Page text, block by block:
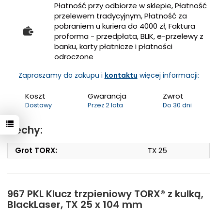
Płatność przy odbiorze w sklepie, Płatność
przelewem tradycyjnym, Płatność za
pobraniem u kuriera do 4000 zł, Faktura
proforma - przedpłata, BLIK, e-przelewy z
banku, karty płatnicze i płatności
odroczone
Zapraszamy do zakupu i kontaktu więcej informacji:
Koszt
Dostawy
Gwarancja
Przez 2 lata
Zwrot
Do 30 dni
Cechy:
Grot TORX: TX 25
967 PKL Klucz trzpieniowy TORX® z kulką,
BlackLaser, TX 25 x 104 mm